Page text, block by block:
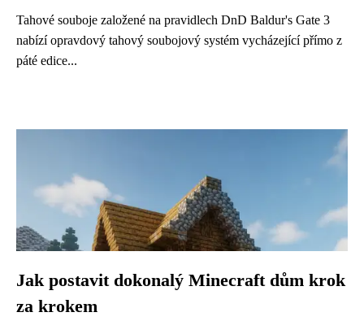
Tahové souboje založené na pravidlech DnD Baldur's Gate 3
nabízí opravdový tahový soubojový systém vycházející přímo z
páté edice...
Jak postavit dokonalý Minecraft dům krok
za krokem